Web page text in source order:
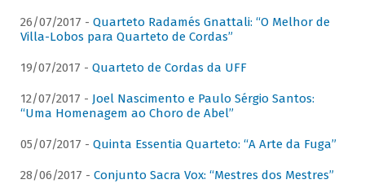
26/07/2017 - Quarteto Radamés Gnattali: “O Melhor de
Villa-Lobos para Quarteto de Cordas”
19/07/2017 - Quarteto de Cordas da UFF
12/07/2017 - Joel Nascimento e Paulo Sérgio Santos:
“Uma Homenagem ao Choro de Abel”
05/07/2017 - Quinta Essentia Quarteto: “A Arte da Fuga”
28/06/2017 - Conjunto Sacra Vox: “Mestres dos Mestres”